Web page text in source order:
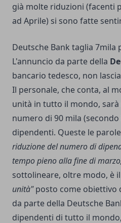
già molte riduzioni (facenti
ad Aprile) si sono fatte
Deutsche Bank taglia 7mila
L'annuncio da parte della
bancario tedesco, non
Il personale, che conta, al
unità in tutto il mondo,
numero di 90 mila
dipendenti. Queste le
riduzione del numero di
tempo pieno alla fine di
sottolineare, oltre modo, è il
unità"posto come obiettivo
da parte della Deutsche
dipendenti di tutto il